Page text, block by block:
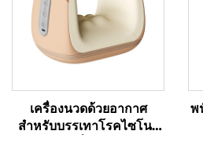
เครื่องนวดด้วยอากาศ
สำหรับบรรเทาโรคไซโนวิ
พ